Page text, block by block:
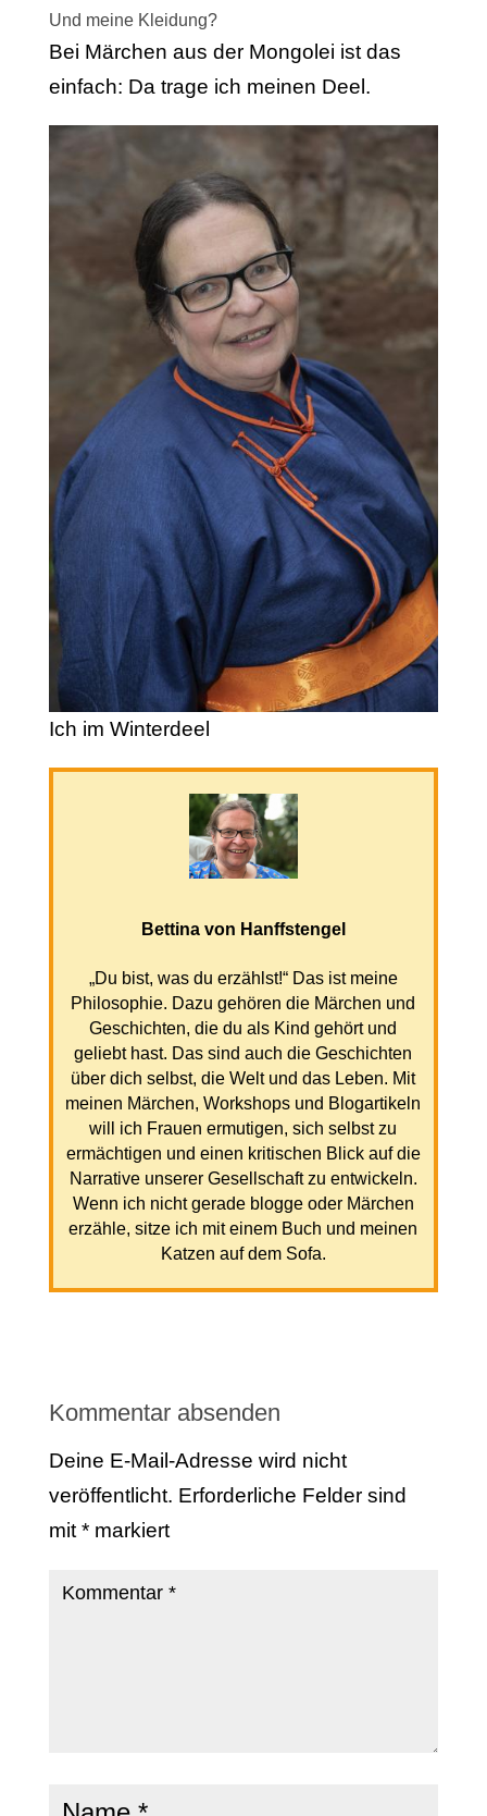
Und meine Kleidung?
Bei Märchen aus der Mongolei ist das
einfach: Da trage ich meinen Deel.
Ich im Winterdeel
Bettina von Hanffstengel
„Du bist, was du erzählst!“ Das ist meine
Philosophie. Dazu gehören die Märchen und
Geschichten, die du als Kind gehört und
geliebt hast. Das sind auch die Geschichten
über dich selbst, die Welt und das Leben. Mit
meinen Märchen, Workshops und Blogartikeln
will ich Frauen ermutigen, sich selbst zu
ermächtigen und einen kritischen Blick auf die
Narrative unserer Gesellschaft zu entwickeln.
Wenn ich nicht gerade blogge oder Märchen
erzähle, sitze ich mit einem Buch und meinen
Katzen auf dem Sofa.
Kommentar absenden
Deine E-Mail-Adresse wird nicht
veröffentlicht. Erforderliche Felder sind
mit*markiert